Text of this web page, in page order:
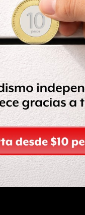
transportaban
Gobierno de Morelia.
de las 14:00
estacionaron un
de Gamesa, otro de Bimbo
secuestrados hoy.
que publica